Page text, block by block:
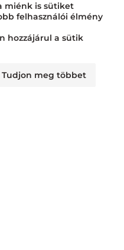
miénk is sütiket
felhasználói élmény
hozzájárul a sütik
Tudjon meg többet